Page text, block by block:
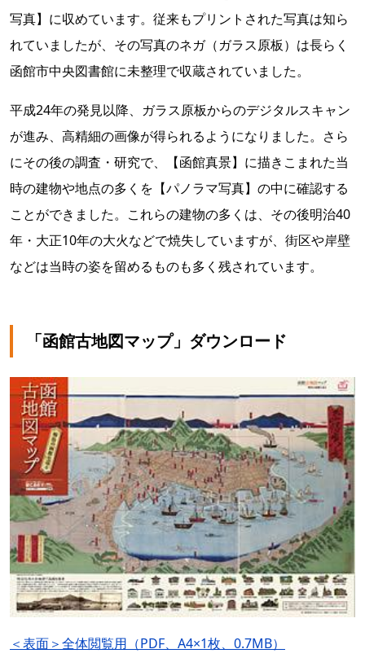
写真】に収めています。従来もプリントされた写真は知ら
れていましたが、その写真のネガ（ガラス原板）は長らく
函館市中央図書館に未整理で収蔵されていました。
平成24年の発見以降、ガラス原板からのデジタルスキャン
が進み、高精細の画像が得られるようになりました。さら
にその後の調査・研究で、【函館真景】に描きこまれた当
時の建物や地点の多くを【パノラマ写真】の中に確認する
ことができました。これらの建物の多くは、その後明治40
年・大正10年の大火などで焼失していますが、街区や岸壁
などは当時の姿を留めるものも多く残されています。
「函館古地図マップ」ダウンロード
＜表面＞全体閲覧用（PDF、A4×1枚、0.7MB）